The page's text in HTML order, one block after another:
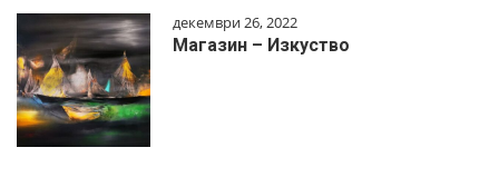
декември 26, 2022
Магазин – Изкуство